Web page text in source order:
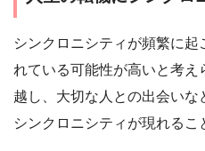
シンクロニシティが頻繁に
れている可能性が高いと考
越し、大切な人との出会い
シンクロニシティが現れるこ